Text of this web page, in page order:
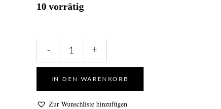
10 vorrätig
Wau-
Seife
quantity
- +
IN DEN WARENKORB
Zur Wunschliste hinzufügen